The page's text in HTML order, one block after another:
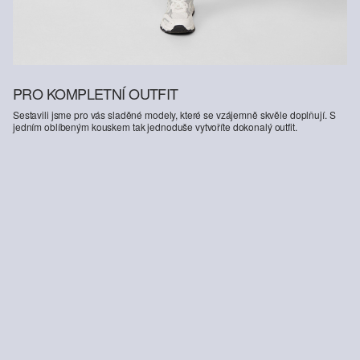
PRO KOMPLETNÍ OUTFIT
Sestavili jsme pro vás sladěné modely, které se vzájemně skvěle doplňují. S
jedním oblíbeným kouskem tak jednoduše vytvoříte dokonalý outfit.